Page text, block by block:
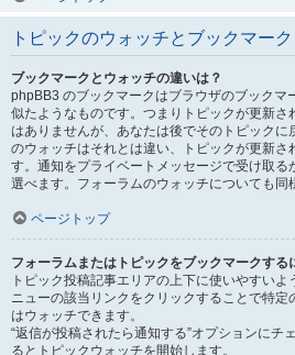
トピックのウォッチとブックマーク
ブックマークとウォッチの違いは？
phpBB3 のブックマークはブラウザのブックマ
似たようなものです。つまりトピックが更新さ
はありませんが、あなたは後でそのトピックに
のウォッチはそれとは違い、トピックが更新さ
す。通知をプライベートメッセージで受け取る
選べます。フォーラムのウォッチについても同
ページトップ
フォーラムまたはトピックをブックマークする
トピック投稿記事エリアの上下に使いやすいよ
ニューの該当リンクをクリックすることで特定
はウォッチできます。
“返信が投稿されたら通知する”オプションにチ
るとトピックウォッチを開始します。